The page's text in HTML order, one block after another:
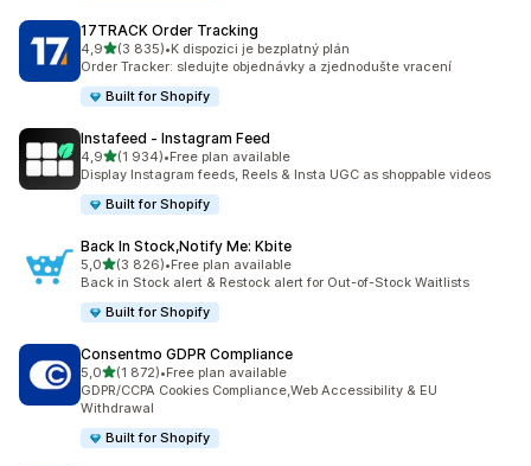
17TRACK Order Tracking
4,9z 5 hvězd
(3 835)
Celkový počet recenzí: 3835
•K dispozici je bezplatný plán
Order Tracker: sledujte objednávky a zjednodušte vracení
Built for Shopify
Instafeed ‑ Instagram Feed
4,9z 5 hvězd
(1 934)
Celkový počet recenzí: 1934
•Free plan available
Display Instagram feeds, Reels & Insta UGC as shoppable videos
Built for Shopify
Back In Stock,Notify Me: Kbite
5,0z 5 hvězd
(3 826)
Celkový počet recenzí: 3826
•Free plan available
Back in Stock alert & Restock alert for Out-of-Stock Waitlists
Built for Shopify
Consentmo GDPR Compliance
5,0z 5 hvězd
(1 872)
Celkový počet recenzí: 1872
•Free plan available
GDPR/CCPA Cookies Compliance,Web Accessibility & EU
Withdrawal
Built for Shopify